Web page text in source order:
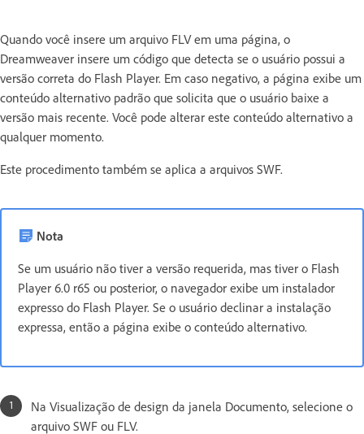
Quando você insere um arquivo FLV em uma página, o
Dreamweaver insere um código que detecta se o usuário possui a
versão correta do Flash Player. Em caso negativo, a página exibe um
conteúdo alternativo padrão que solicita que o usuário baixe a
versão mais recente. Você pode alterar este conteúdo alternativo a
qualquer momento.
Este procedimento também se aplica a arquivos SWF.
Nota
Se um usuário não tiver a versão requerida, mas tiver o Flash
Player 6.0 r65 ou posterior, o navegador exibe um instalador
expresso do Flash Player. Se o usuário declinar a instalação
expressa, então a página exibe o conteúdo alternativo.
Na Visualização de design da janela Documento, selecione o
arquivo SWF ou FLV.